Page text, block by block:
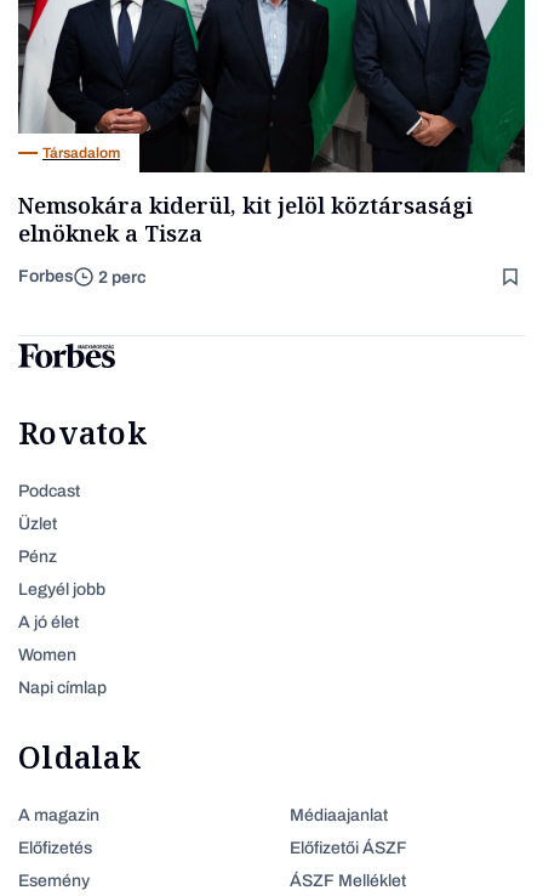
Társadalom
Nemsokára kiderül, kit jelöl köztársasági
elnöknek a Tisza
Forbes 2 perc
Rovatok
Podcast
Üzlet
Pénz
Legyél jobb
A jó élet
Women
Napi címlap
Oldalak
A magazin
Előfizetés
Esemény
Médiaajanlat
Előfizetői ÁSZF
ÁSZF Melléklet